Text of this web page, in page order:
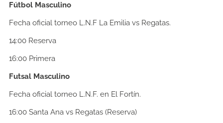
Fútbol Masculino
Fecha oficial torneo L.N.F La Emilia vs Regatas.
14:00 Reserva
16:00 Primera
Futsal Masculino
Fecha oficial torneo L.N.F. en El Fortín.
16:00 Santa Ana vs Regatas (Reserva)